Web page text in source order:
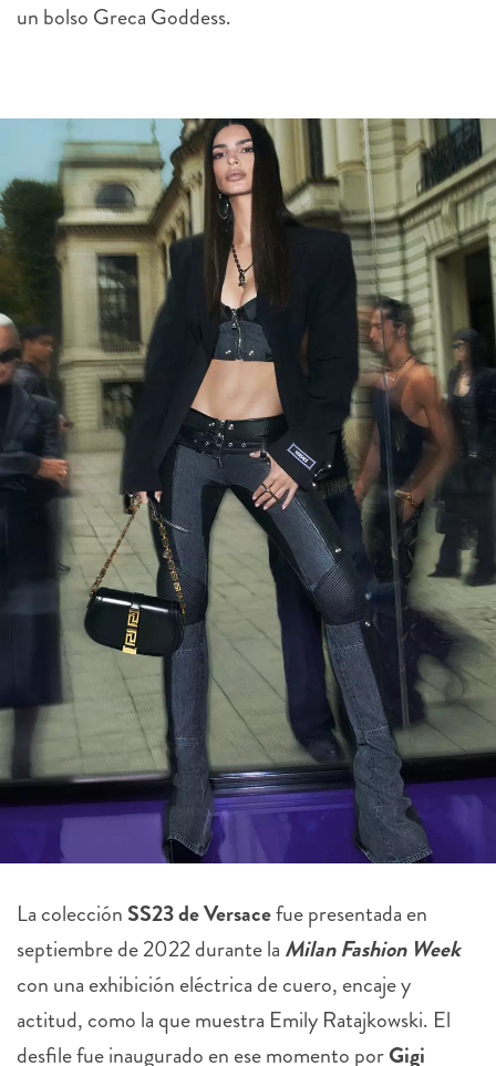
un bolso Greca Goddess.
La colección SS23 de Versacefue presentada en
septiembre de 2022 durante la Milan Fashion Week
con una exhibición eléctrica de cuero, encaje y
actitud, como la que muestra Emily Ratajkowski. El
desfile fue inaugurado en ese momento porGigi